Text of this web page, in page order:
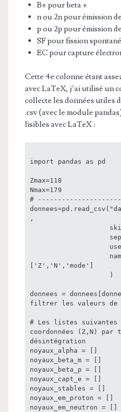
B+ pour beta +
n ou 2n pour émission
p ou 2p pour émission
SF pour fission
EC pour capture
Cette 4e colonne étant
avec LaTeX, j’ai utilisé un
collecte les données utiles
.csv (avec le module
lisibles avec LaTeX :
import pandas as pd
Zmax=118
Nmax=179
#
,
['Z','N','mode']
donnees =
filtrer les valeurs de
# Les listes
coordonnées (Z,N) par
désintégration
noyaux_alpha = []
noyaux_beta_m = []
noyaux_beta_p = []
noyaux_capt_e = []
noyaux_stables = []
noyaux_em_proton = []
noyaux_em_neutron = []